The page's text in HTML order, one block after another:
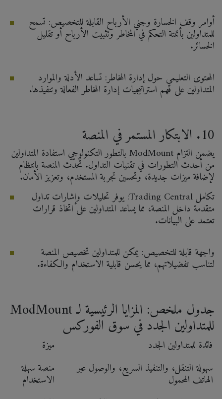
أوامر وقف الخسارة وجني الأرباح القابلة للتخصيص: تسمح
للمتداولين بأتمتة التحكم في المخاطر وتثبيت الأرباح أو تقليل
الخسائر.
المحتوى التعليمي حول إدارة المخاطر: تساعد الأدلة والموارد
المتداولين على فهم استراتيجيات إدارة المخاطر الفعالة وتنفيذها.
10. الابتكار المستمر في المنصة
يضمن التزام ModMount بالتطور التكنولوجي استفادة المتداولين
من أحدث التطورات في تقنيات التداول. تُحدّث المنصة بانتظام
لإضافة ميزات جديدة، وتحسين تجربة المستخدم، وتعزيز الأمان.
تكامل Trading Central: يوفر تحليلات وإشارات تداول
متقدمة داخل المنصة، مما يساعد المتداولين على اتخاذ قرارات
تعتمد على البيانات.
واجهة قابلة للتخصيص: يمكن للمتداولين تخصيص المنصة
لتناسب تفضيلاتهم، مما يحسن قابلية الاستخدام والكفاءة.
جدول ملخص: المزايا الرئيسية لـ ModMount
للمتداولين الجدد في سوق الفوركس
ميزة
فائدة للمتداولين الجدد
منصة سهلة
الاستخدام
سهولة التنقل، والتنفيذ السريع، والوصول عبر
الهاتف المحمول